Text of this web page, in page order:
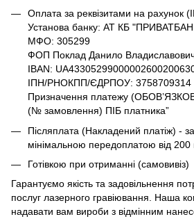
Оплата за реквізитами на рахунок
Установа банку: АТ КБ
МФО: 305299
ФОП Поклад Данило
IBAN:
ІПН/РНОКПП/ЄДРПОУ: 3758709314
Призначення платежу
(№ замовлення) ПІБ платника”
Післяплата (Накладений платіж) - за
мінімальною передоплатою від 200
Готівкою при отриманні (самовивіз)
Гарантуємо якість та задовільнення
послуг лазерного гравіювання. Наша
надавати вам вироби з відмінним